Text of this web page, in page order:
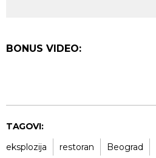
BONUS VIDEO:
TAGOVI:
eksplozija
restoran Beograd